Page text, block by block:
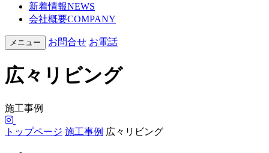
新着情報NEWS
会社概要COMPANY
メニュー お問合せ お電話
広々リビング
施工事例
トップページ 施工事例 広々リビング